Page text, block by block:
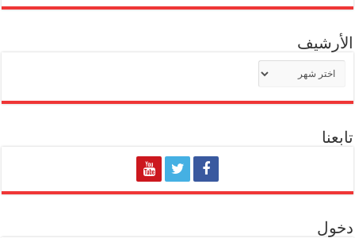
الأرشيف
تابعنا
دخول